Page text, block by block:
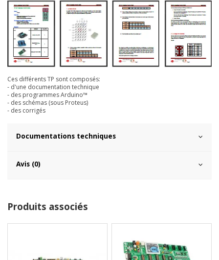
Ces différents TP sont composés:
- d'une documentation technique
- des programmes Arduino™
- des schémas (sous Proteus)
- des corrigés
Documentations techniques
Avis (0)
Produits associés